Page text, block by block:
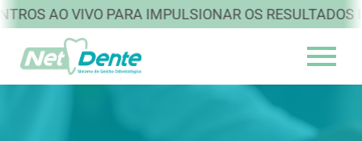
AO VIVO PARA IMPULSIONAR OS RESULTADOS DA